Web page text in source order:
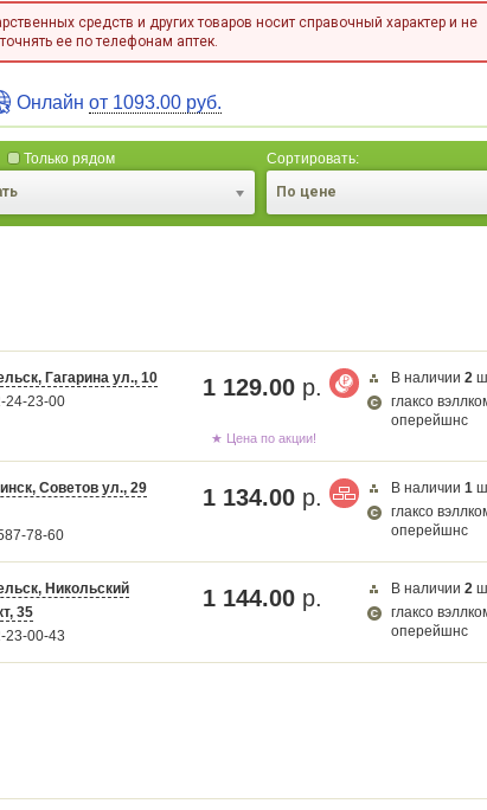
средств и других товаров носит справочный характер и не
ее по телефонам аптек.
Онлайн от 1093.00 руб.
Только рядом
Сортировать:
По цене
загружается...
Гагарина ул., 10
24-23-00
1 129.00 р. В наличии2
глаксо
оперейшнс
★ Цена по акции!
Советов ул., 29
78-60
1 134.00 р. В наличии1
глаксо
оперейшнс
Никольский
35
23-00-43
1 144.00 р. В наличии2
глаксо
оперейшнс